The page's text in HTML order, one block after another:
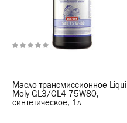
Масло трансмиссионное Liqui
Moly GL3/GL4 75W80,
синтетическое, 1л